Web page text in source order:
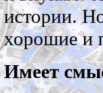
истории.
хорошие и
Имеет